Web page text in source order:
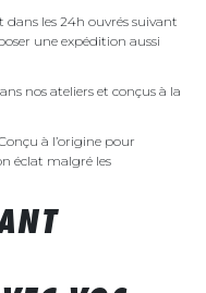
les 24h ouvrés suivant
une expédition aussi
nos ateliers et conçus à la
à l’origine pour
éclat malgré les